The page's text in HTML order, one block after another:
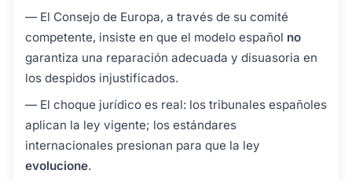
— El Consejo de Europa, a través de su comité
competente, insiste en que el modelo español no
garantiza una reparación adecuada y disuasoria en
los despidos injustificados.
— El choque jurídico es real: los tribunales españoles
aplican la ley vigente; los estándares
internacionales presionan para que la ley
evolucione.